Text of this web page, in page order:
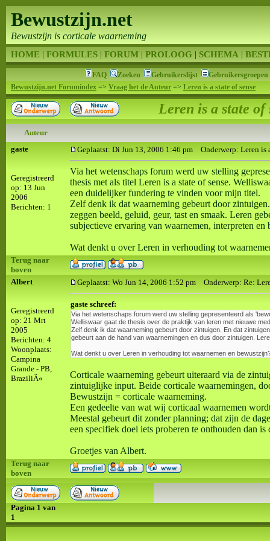
FAQ Zoeken Gebruikerslijst
Gebruikersgroepen
Bewustzijn.net Forumindex => Vraag het de Auteur => Leren is a state of sense
Leren is a state of
Auteur
gaste
Geregistreerd
op: 13 Jun
2006
Berichten: 1
Geplaatst: Di Jun 13, 2006 1:46 pm Onderwerp: Leren is
Via het wetenschaps forum werd uw stelling
thesis met als titel Leren is a state of sense.
een duidelijker fundering te vinden voor mijn titel.
Zelf denk ik dat waarneming gebeurt door
zeggen beeld, geluid, geur, tast en smaak. Leren
subjectieve ervaring van waarnemen, interpreten en
Wat denkt u over Leren in verhouding tot
Terug naar
boven
Albert
Geregistreerd
op: 21 Mrt
2005
Berichten: 4
Woonplaats:
Campina
Grande - PB,
BraziliÃ«
Geplaatst: Wo Jun 14, 2006 1:52 pm Onderwerp: Re:
gaste schreef:
Via het wetenschaps forum werd uw stelling gepresenteerd als
Welliswaar gaat de thesis over de praktijk van leren met nieuwe
Zelf denk ik dat waarneming gebeurt door zintuigen. En dat
gebeurt aan de hand van waarnemingen en dus door zintuigen.
Wat denkt u over Leren in verhouding tot waarnemen en
Corticale waarneming gebeurt uiteraard via de
zintuiglijke input. Beide corticale waarnemingen,
Bewustzijn = corticale waarneming.
Een gedeelte van wat wij corticaal waarnemen
Meestal gebeurt dit zonder planning; dat zijn de
een specifiek doel iets proberen te onthouden dan
Groetjes van Albert.
Terug naar
boven
Pagina 1 van
1
Bewustzijn.net
Bewustzijn is corticale waarneming
HOME | FORMULES | FORUM | PROLOOG | SCHEMA |